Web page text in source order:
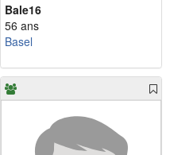
Bale16
56 ans
Basel